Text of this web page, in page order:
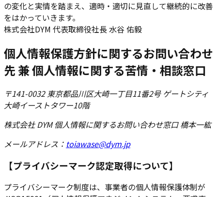
の変化と実情を踏まえ、適時・適切に見直して継続的に改善
をはかっていきます。
株式会社DYM 代表取締役社長 水谷 佑毅
個人情報保護方針に関するお問い合わせ
先 兼 個人情報に関する苦情・相談窓口
〒141-0032 東京都品川区大崎一丁目11番2号 ゲートシティ
大崎イーストタワー10階
株式会社 DYM 個人情報に関するお問い合わせ窓口 橋本一紘
メールアドレス： toiawase@dym.jp
【プライバシーマーク認定取得について】
プライバシーマーク制度は、事業者の個人情報保護体制が